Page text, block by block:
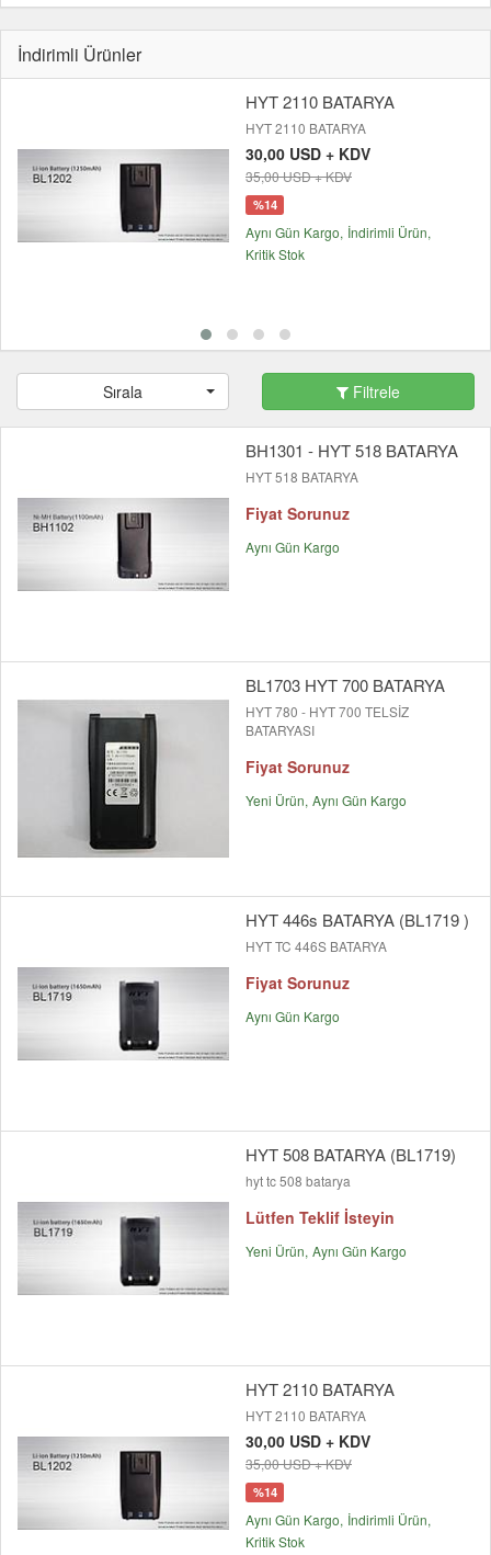
İndirimli Ürünler
HYT 2110 BATARYA
HYT 2110 BATARYA
30,00 USD + KDV
35,00 USD + KDV
%14
Aynı Gün Kargo İndirimli Ürün
Kritik Stok
Sırala Filtrele
BH1301 - HYT 518 BATARYA
HYT 518 BATARYA
Fiyat Sorunuz
Aynı Gün Kargo
BL1703 HYT 700 BATARYA
HYT 780 - HYT 700 TELSİZ
BATARYASI
Fiyat Sorunuz
Yeni Ürün Aynı Gün Kargo
HYT 446s BATARYA (BL1719 )
HYT TC 446S BATARYA
Fiyat Sorunuz
Aynı Gün Kargo
HYT 508 BATARYA (BL1719)
hyt tc 508 batarya
Lütfen Teklif İsteyin
Yeni Ürün Aynı Gün Kargo
HYT 2110 BATARYA
HYT 2110 BATARYA
30,00 USD + KDV
35,00 USD + KDV
%14
Aynı Gün Kargo İndirimli Ürün
Kritik Stok